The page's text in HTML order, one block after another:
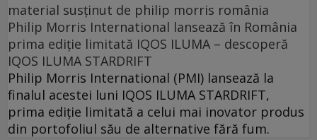
material susținut de philip morris românia
Philip Morris International lansează în România
prima ediție limitată IQOS ILUMA – descoperă
IQOS ILUMA STARDRIFT
Philip Morris International (PMI) lansează la
finalul acestei luni IQOS ILUMA STARDRIFT,
prima ediție limitată a celui mai inovator produs
din portofoliul său de alternative fără fum.